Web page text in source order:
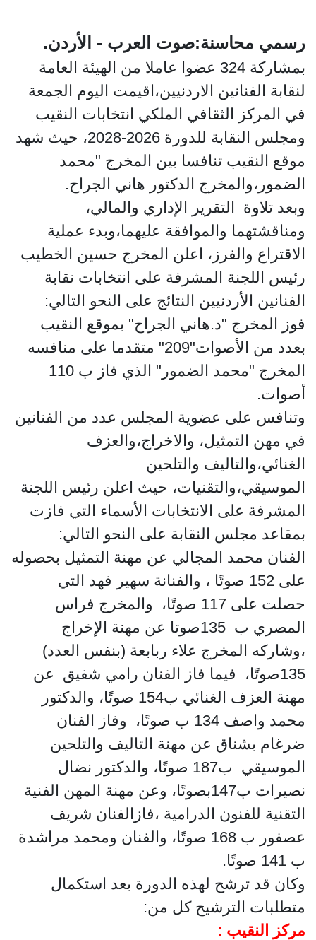
رسمي محاسنة:صوت العرب - الأردن.
بمشاركة 324 عضوا عاملا من الهيئة العامة
لنقابة الفنانين الاردنيين،اقيمت اليوم الجمعة
في المركز الثقافي الملكي انتخابات النقيب
ومجلس النقابة للدورة 2026-2028، حيث شهد
موقع النقيب تنافسا بين المخرج "محمد
الضمور،والمخرج الدكتور هاني الجراح.
وبعد تلاوة التقرير الإداري والمالي،
ومناقشتهما والموافقة عليهما،وبدء عملية
الاقتراع والفرز، اعلن المخرج حسين الخطيب
رئيس اللجنة المشرفة على انتخابات نقابة
الفنانين الأردنيين النتائج على النحو التالي:
فوز المخرج "د.هاني الجراح" بموقع النقيب
بعدد من الأصوات"209" متقدما على منافسه
المخرج "محمد الضمور" الذي فاز ب 110
أصوات.
وتنافس على عضوية المجلس عدد من الفنانين
في مهن التمثيل، والاخراج،والعزف
الغنائي،والتاليف والتلحين
الموسيقي،والتقنيات، حيث اعلن رئيس اللجنة
المشرفة على الانتخابات الأسماء التي فازت
بمقاعد مجلس النقابة على النحو التالي:
الفنان محمد المجالي عن مهنة التمثيل بحصوله
على 152 صوتًا ، والفنانة سهير فهد التي
حصلت على 117 صوتًا، والمخرج فراس
المصري ب 135صوتا عن مهنة الإخراج
،وشاركه المخرج علاء ربابعة (بنفس العدد)
135صوتًا، فيما فاز الفنان رامي شفيق عن
مهنة العزف الغنائي ب154 صوتًا، والدكتور
محمد واصف 134 ب صوتًا، وفاز الفنان
ضرغام بشناق عن مهنة التاليف والتلحين
الموسيقي ب187 صوتًا، والدكتور نضال
نصيرات ب147بصوتًا، وعن مهنة المهن الفنية
التقنية للفنون الدرامية ،فازالفنان شريف
عصفور ب 168 صوتًا، والفنان ومحمد مراشدة
ب 141 صوتًا.
وكان قد ترشح لهذه الدورة بعد استكمال
متطلبات الترشيح كل من:
مركز النقيب :